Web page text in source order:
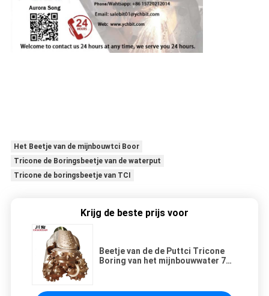
Het Beetje van de mijnbouwtci Boor
Tricone de Boringsbeetje van de waterput
Tricone de boringsbeetje van TCI
Krijg de beste prijs voor
Beetje van de de Puttci Tricone
Boring van het mijnbouwwater 7